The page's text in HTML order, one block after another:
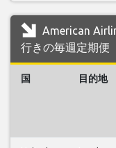
American
行きの毎週定期便
国 目的地